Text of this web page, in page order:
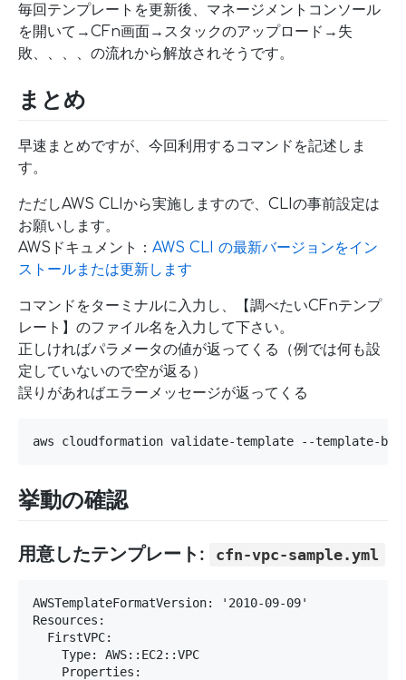
毎回テンプレートを更新後、マネージメントコンソール
を開いて→CFn画面→スタックのアップロード→失
敗、、、、の流れから解放されそうです。
まとめ
早速まとめですが、今回利用するコマンドを記述しま
す。
ただしAWS CLIから実施しますので、CLIの事前設定は
お願いします。
AWSドキュメント： AWS CLI の最新バージョンをイン
ストールまたは更新します
コマンドをターミナルに入力し、【調べたいCFnテンプ
レート】のファイル名を入力して下さい。
正しければパラメータの値が返ってくる（例では何も設
定していないので空が返る）
誤りがあればエラーメッセージが返ってくる
aws cloudformation validate-template --template-body
挙動の確認
用意したテンプレート: cfn-vpc-sample.yml
AWSTemplateFormatVersion: '2010-09-09'
Resources:
  FirstVPC:
    Type: AWS::EC2::VPC
    Properties: